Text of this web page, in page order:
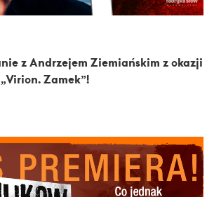
z Andrzejem Ziemiańskim z okazji
Zamek”!